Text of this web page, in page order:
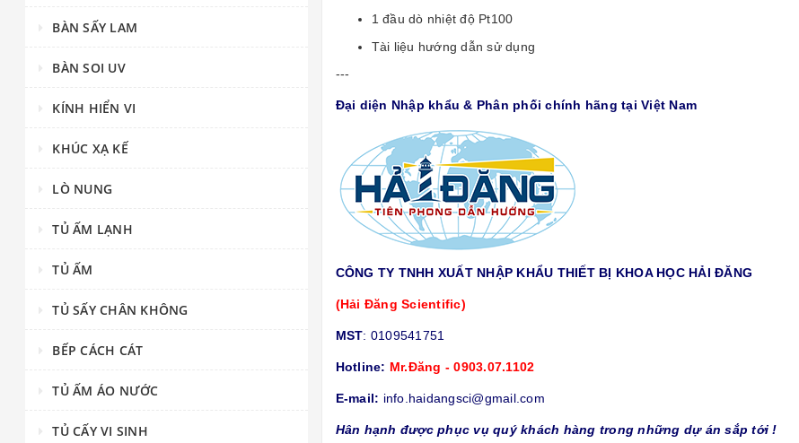
1 đầu dò nhiệt độ Pt100
Tài liệu hướng dẫn sử dụng
---
Đại diện Nhập khẩu & Phân phối chính hãng tại Việt Nam
CÔNG TY TNHH XUẤT NHẬP KHẨU THIẾT BỊ KHOA HỌC HẢI ĐĂNG
(Hải Đăng Scientific)
MST: 0109541751
Hotline: Mr.Đăng - 0903.07.1102
E-mail: info.haidangsci@gmail.com
Hân hạnh được phục vụ quý khách hàng trong những dự án sắp tới !
BÀN SẤY LAM
BÀN SOI UV
KÍNH HIỂN VI
KHÚC XẠ KẾ
LÒ NUNG
TỦ ẤM LẠNH
TỦ ẤM
TỦ SẤY CHÂN KHÔNG
BẾP CÁCH CÁT
TỦ ẤM ÁO NƯỚC
TỦ CẤY VI SINH